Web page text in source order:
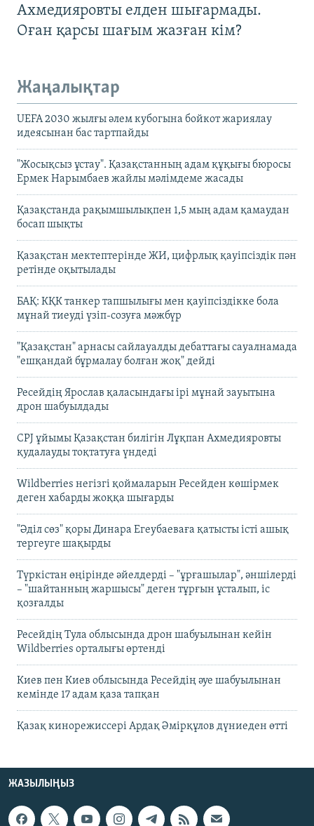
Ахмедияровты елден шығармады.
Оған қарсы шағым жазған кім?
Жаңалықтар
UEFA 2030 жылғы әлем кубогына бойкот жариялау
идеясынан бас тартпайды
"Жосықсыз ұстау". Қазақстанның адам құқығы бюросы
Ермек Нарымбаев жайлы мәлімдеме жасады
Қазақстанда рақымшылықпен 1,5 мың адам қамаудан
босап шықты
Қазақстан мектептерінде ЖИ, цифрлық қауіпсіздік пән
ретінде оқытылады
БАҚ: КҚК танкер тапшылығы мен қауіпсіздікке бола
мұнай тиеуді үзіп-созуға мәжбүр
"Қазақстан" арнасы сайлауалды дебаттағы сауалнамада
"ешқандай бұрмалау болған жоқ" дейді
Ресейдің Ярослав қаласындағы ірі мұнай зауытына
дрон шабуылдады
CPJ ұйымы Қазақстан билігін Лұқпан Ахмедияровты
қудалауды тоқтатуға үндеді
Wildberries негізгі қоймаларын Ресейден көшірмек
деген хабарды жоққа шығарды
"Әділ сөз" қоры Динара Егеубаеваға қатысты істі ашық
тергеуге шақырды
Түркістан өңірінде әйелдерді – "ұрғашылар", әншілерді
– "шайтанның жаршысы" деген тұрғын ұсталып, іс
қозғалды
Ресейдің Тула облысында дрон шабуылынан кейін
Wildberries орталығы өртенді
Киев пен Киев облысында Ресейдің әуе шабуылынан
кемінде 17 адам қаза тапқан
Қазақ кинорежиссері Ардақ Әмірқұлов дүниеден өтті
ЖАЗЫЛЫҢЫЗ